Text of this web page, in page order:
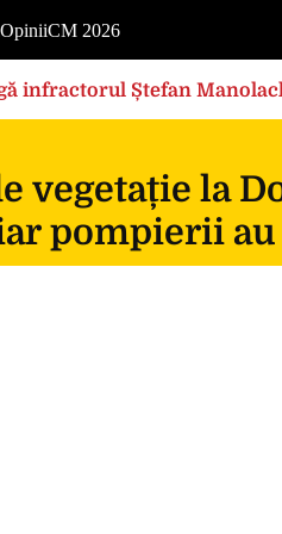
OpiniiCM 2026
infractorul Ștefan
vegetație la
pompierii